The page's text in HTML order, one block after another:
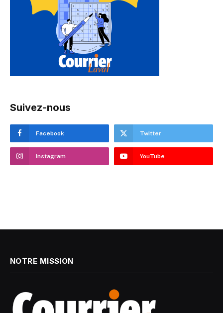
Suivez-nous
Facebook Twitter
Instagram YouTube
NOTRE MISSION